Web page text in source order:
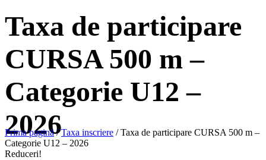
Taxa de participare
CURSA 500 m –
Categorie U12 –
2026
Prima pagină/Taxa inscriere / Taxa de participare CURSA 500 m –
Categorie U12 – 2026
Reduceri!